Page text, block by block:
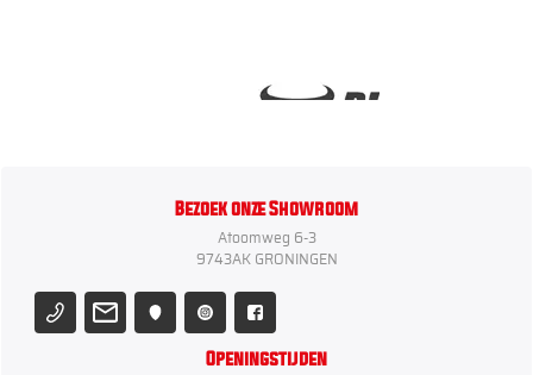
Bezoek onze Showroom
Atoomweg 6-3
9743AK GRONINGEN
Openingstijden